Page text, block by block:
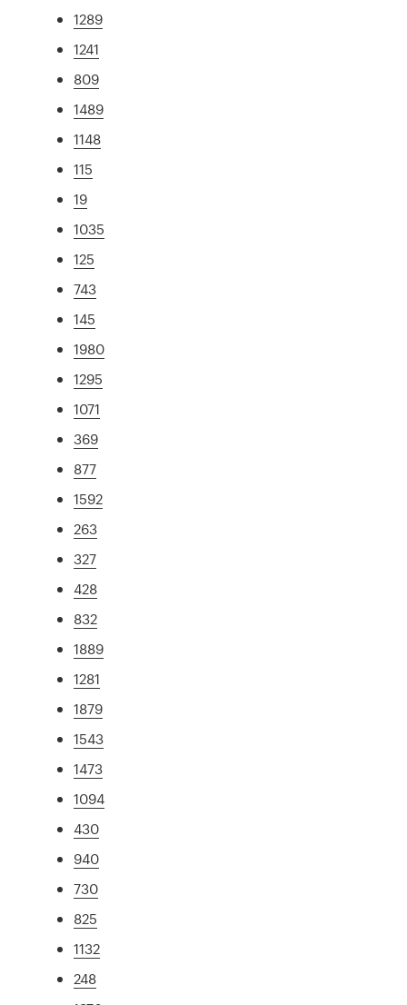
1289
1241
809
1489
1148
115
19
1035
125
743
145
1980
1295
1071
369
877
1592
263
327
428
832
1889
1281
1879
1543
1473
1094
430
940
730
825
1132
248